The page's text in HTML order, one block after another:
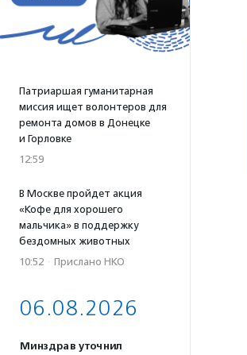
Патриаршая гуманитарная
миссия ищет волонтеров для
ремонта домов в Донецке
и Горловке
12:59
В Москве пройдет акция
«Кофе для хорошего
мальчика» в поддержку
бездомных животных
10:52 · Прислано НКО
06.08.2026
Минздрав уточнил